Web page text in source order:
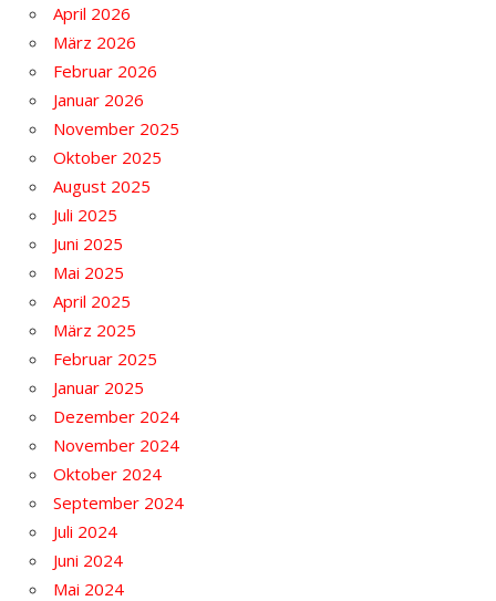
April 2026
März 2026
Februar 2026
Januar 2026
November 2025
Oktober 2025
August 2025
Juli 2025
Juni 2025
Mai 2025
April 2025
März 2025
Februar 2025
Januar 2025
Dezember 2024
November 2024
Oktober 2024
September 2024
Juli 2024
Juni 2024
Mai 2024